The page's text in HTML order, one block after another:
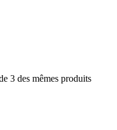
3 des mêmes produits